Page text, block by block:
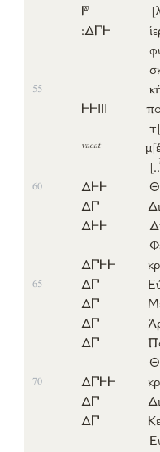
𐅄
:Δ𐅃𐅂
55
𐅂𐅂ΙΙΙ
τ
vacat μ
[..
60 Δ𐅂𐅂
Δ𐅃
Δ𐅂𐅂
Δ𐅃𐅂𐅂
65 Δ𐅃
Δ𐅃
Δ𐅃
Δ𐅃
70 Δ𐅃𐅂𐅂
Δ𐅃
Δ𐅃